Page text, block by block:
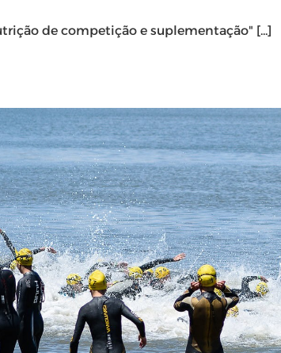
de competição e suplementação" [...]